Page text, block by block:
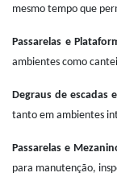
mesmo tempo que
Passarelas e
ambientes como
Degraus de escadas
tanto em ambientes
Passarelas e
para manutenção,